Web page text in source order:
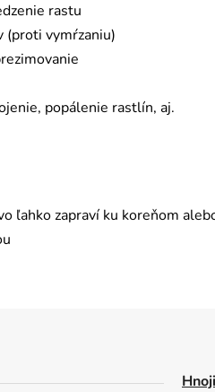
rastu
vymŕzaniu)
popálenie rastlín, aj.
zapraví ku koreňom